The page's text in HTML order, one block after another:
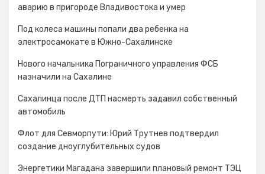
аварию в пригороде Владивостока и умер
Под колеса машины попали два ребенка на
электросамокате в Южно-Сахалинске
Нового начальника Пограничного управления ФСБ
назначили на Сахалине
Сахалинца после ДТП насмерть задавил собственный
автомобиль
Флот для Севморпути: Юрий Трутнев подтвердил
создание дноуглубительных судов
Энергетики Магадана завершили плановый ремонт ТЭЦ